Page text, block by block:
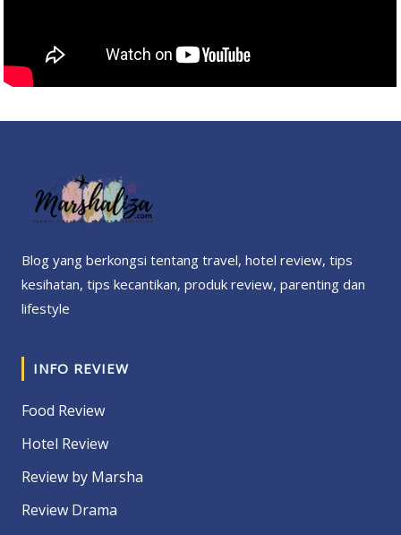
Blog yang berkongsi tentang travel, hotel review, tips
kesihatan, tips kecantikan, produk review, parenting dan
lifestyle
INFO REVIEW
Food Review
Hotel Review
Review by Marsha
Review Drama